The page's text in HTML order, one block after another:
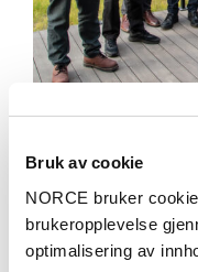
Bruk av cookie
NORCE bruker
brukeropplevelse
optimalisering av
Leonardo og
autonome